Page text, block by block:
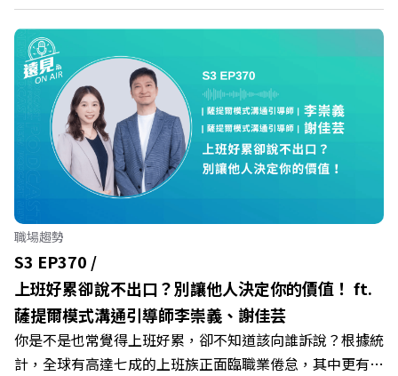
家爭鳴的激烈浪潮下，傳統的健身房該如何轉型突圍？ 本
集《遠見ON AIR》邀請到可爾姿Curves台灣執行長林宏
遠，帶你解析可爾姿如何打造出兼顧健康生活與女力創業的
健身新契機！ 🔺如何從「傳統大型健身房」轉型為「社區
運動便利店」？ 🔺運動如何落實最貼心的「女性專屬、零
壓力」空間？ 🔺對抗肌少症、預防高齡化！驚豔醫學界的
「社會處方」 🔺超高加盟成功率！為無數女性圓夢的「女
力互助與微型創業平台」 主持人／遠見雜誌副社長兼遠見
智庫總編輯 李建興 與談人／可爾姿Curves台灣執行長 林宏
遠 +++++ 🫧清除腦袋的盲點，也順手理清生活的雜亂。 點
開看質感養成術>> https://gvmkt.pse.is/9al3px ✨關注
《遠見》更多的社群： LINE：https://reurl.cc/A4ELQp
IG：https://bit.ly/3AjBWNV YT：https://bit.ly/38jNi9k
Powered by Firstory Hosting
職場趨勢
S3 EP370 /
上班好累卻說不出口？別讓他人決定你的價值！ ft.
薩提爾模式溝通引導師李崇義、謝佳芸
你是不是也常覺得上班好累，卻不知道該向誰訴說？根據統
計，全球有高達七成的上班族正面臨職業倦怠，其中更有三